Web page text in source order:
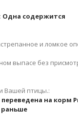
Одна содержится
и ломкое
выпасе без
Вашей птицы.:
на корм
раньше